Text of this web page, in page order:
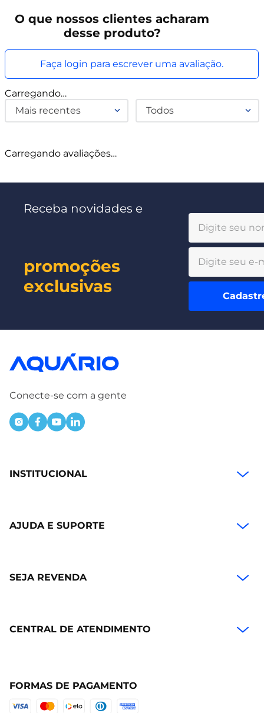
O que nossos clientes acharam
desse produto?
Carregando…
Faça login para escrever uma avaliação.
Mais recentes Todos
Carregando avaliações…
Receba novidades e
promoções
exclusivas
Conecte-se com a gente
INSTITUCIONAL
AJUDA E SUPORTE
SEJA REVENDA
CENTRAL DE ATENDIMENTO
FORMAS DE PAGAMENTO